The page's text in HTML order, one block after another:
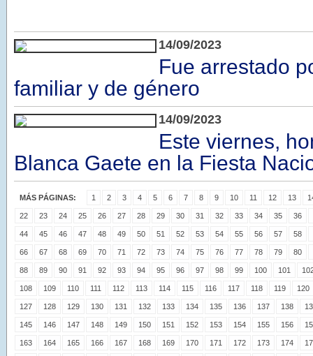
14/09/2023
Fue arrestado
familiar y de género
14/09/2023
Este viernes,
Blanca Gaete en la Fiesta
MÁS PÁGINAS: 1 2 3 4 5 6 7 8 9 10 11 12 13
22 23 24 25 26 27 28 29 30 31 32 33 34 35 36
44 45 46 47 48 49 50 51 52 53 54 55 56 57 58
66 67 68 69 70 71 72 73 74 75 76 77 78 79 80
88 89 90 91 92 93 94 95 96 97 98 99 100 101
108 109 110 111 112 113 114 115 116 117 118 119 120
127 128 129 130 131 132 133 134 135 136 137 138
145 146 147 148 149 150 151 152 153 154 155 156
163 164 165 166 167 168 169 170 171 172 173 174